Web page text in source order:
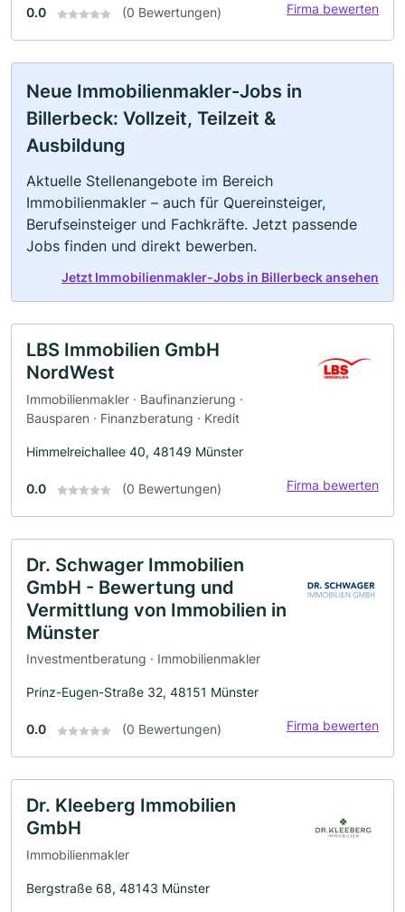
0.0 (0 Bewertungen) Firma bewerten
Neue Immobilienmakler-Jobs in
Billerbeck: Vollzeit, Teilzeit &
Ausbildung
Aktuelle Stellenangebote im Bereich
Immobilienmakler – auch für Quereinsteiger,
Berufseinsteiger und Fachkräfte. Jetzt passende
Jobs finden und direkt bewerben.
Jetzt Immobilienmakler-Jobs in Billerbeck ansehen
LBS Immobilien GmbH
NordWest
Immobilienmakler · Baufinanzierung ·
Bausparen · Finanzberatung · Kredit
Himmelreichallee 40, 48149 Münster
0.0 (0 Bewertungen) Firma bewerten
Dr. Schwager Immobilien
GmbH - Bewertung und
Vermittlung von Immobilien in
Münster
Investmentberatung · Immobilienmakler
Prinz-Eugen-Straße 32, 48151 Münster
0.0 (0 Bewertungen) Firma bewerten
Dr. Kleeberg Immobilien
GmbH
Immobilienmakler
Bergstraße 68, 48143 Münster